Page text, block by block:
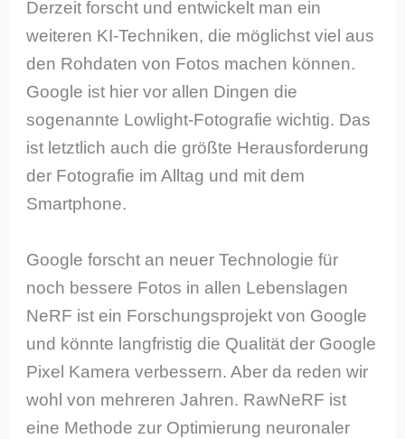
Derzeit forscht und entwickelt man ein
weiteren KI-Techniken, die möglichst viel aus
den Rohdaten von Fotos machen können.
Google ist hier vor allen Dingen die
sogenannte Lowlight-Fotografie wichtig. Das
ist letztlich auch die größte Herausforderung
der Fotografie im Alltag und mit dem
Smartphone.
Google forscht an neuer Technologie für
noch bessere Fotos in allen Lebenslagen
NeRF ist ein Forschungsprojekt von Google
und könnte langfristig die Qualität der Google
Pixel Kamera verbessern. Aber da reden wir
wohl von mehreren Jahren. RawNeRF ist
eine Methode zur Optimierung neuronaler